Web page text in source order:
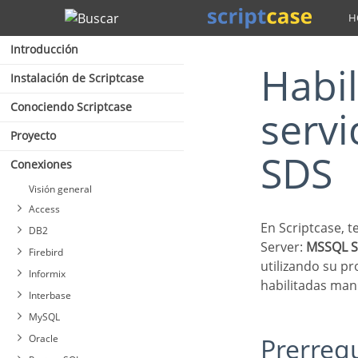
Buscar
Introducción
Instalación de Scriptcase
Conociendo Scriptcase
Proyecto
Conexiones
Visión general
Access
DB2
Firebird
Informix
Interbase
MySQL
Oracle
Habilitación de la PDO del
SDS
En Scriptcase, tenemos los siguientes controladores disponibles para la conexión a Azure MSSQL
Server: MSSQL
utilizando su
habilitadas